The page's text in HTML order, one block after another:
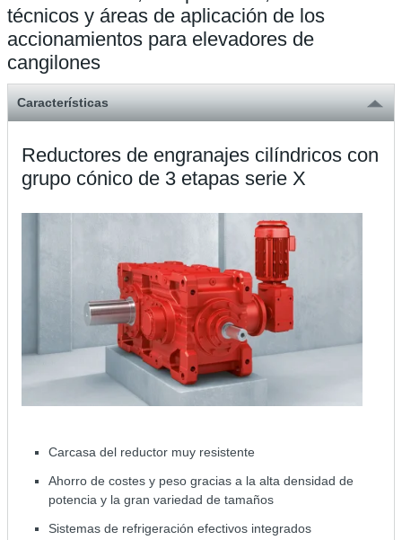
técnicos y áreas de aplicación de los
accionamientos para elevadores de
cangilones
Características
Reductores de engranajes cilíndricos con
grupo cónico de 3 etapas serie X
Carcasa del reductor muy resistente
Ahorro de costes y peso gracias a la alta densidad de
potencia y la gran variedad de tamaños
Sistemas de refrigeración efectivos integrados